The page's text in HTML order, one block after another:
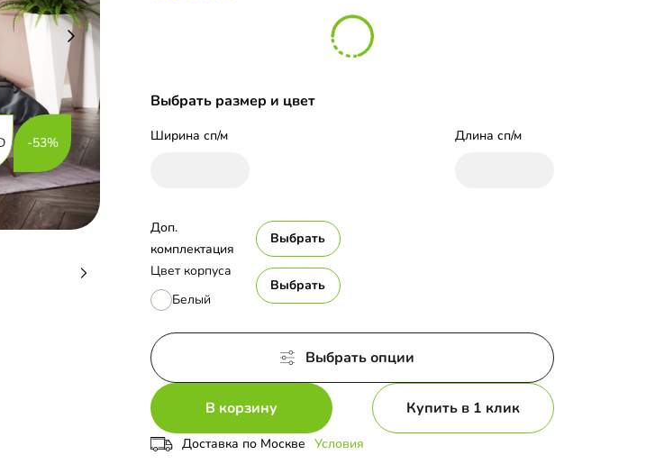
-53%
Выбрать размер и цвет
Ширина сп/м Длина сп/м
Цвет корпуса
Белый
Выбрать
Доп.
комплектация
Выбрать
Выбрать опции
В корзину Купить в 1 клик
Доставка по Москве Условия